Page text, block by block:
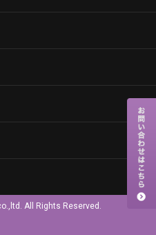
All Rights Reserved.